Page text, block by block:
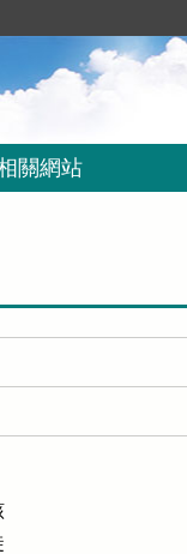
關網站